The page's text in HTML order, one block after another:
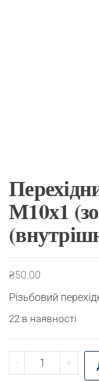
М10х1
₴50.00
Різьбовий
22 в наявності
- Перехідник
+